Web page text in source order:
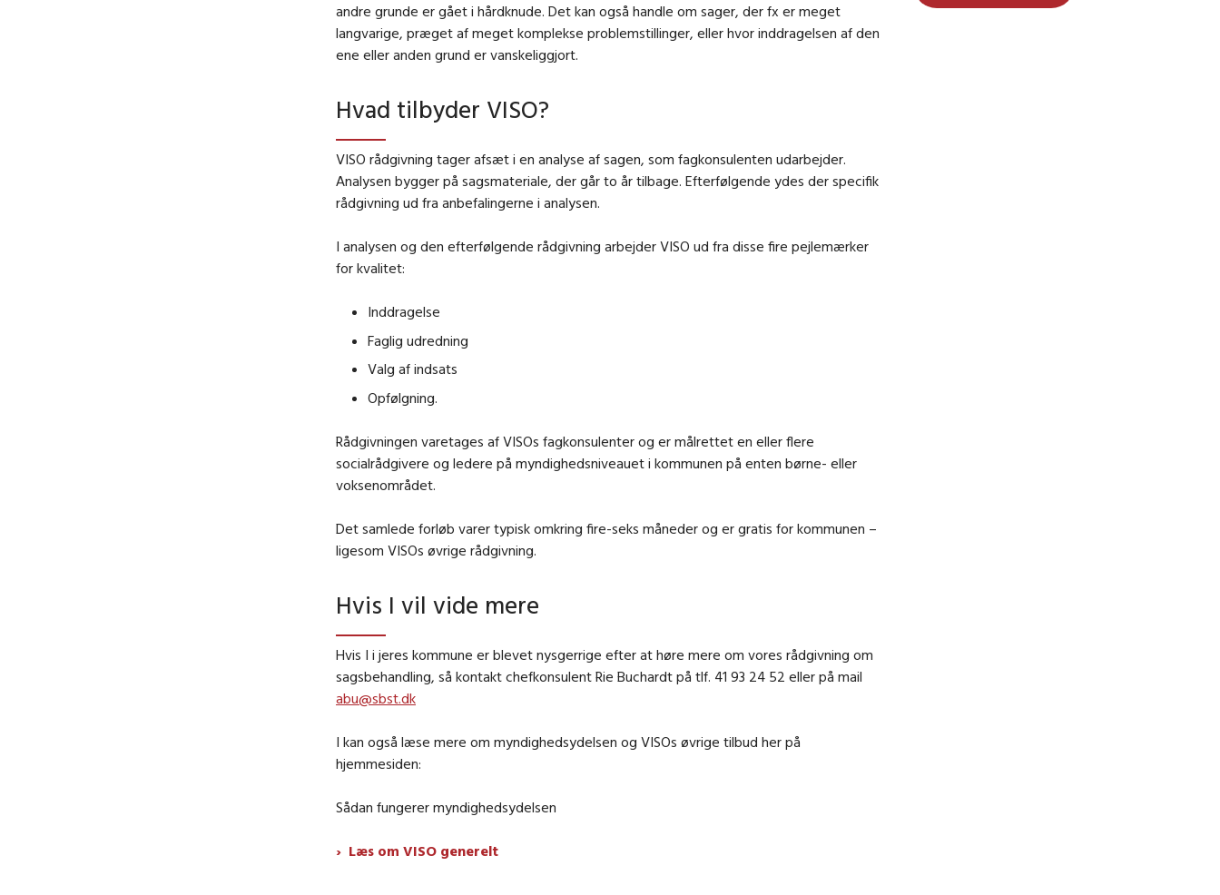
andre grunde er gået i hårdknude. Det kan også handle om sager, der fx er meget
langvarige, præget af meget komplekse problemstillinger, eller hvor inddragelsen af den
ene eller anden grund er vanskeliggjort.
Hvad tilbyder VISO?
VISO rådgivning tager afsæt i en analyse af sagen, som fagkonsulenten udarbejder.
Analysen bygger på sagsmateriale, der går to år tilbage. Efterfølgende ydes der specifik
rådgivning ud fra anbefalingerne i analysen.
I analysen og den efterfølgende rådgivning arbejder VISO ud fra disse fire pejlemærker
for kvalitet:
Inddragelse
Faglig udredning
Valg af indsats
Opfølgning.
Rådgivningen varetages af VISOs fagkonsulenter og er målrettet en eller flere
socialrådgivere og ledere på myndighedsniveauet i kommunen på enten børne- eller
voksenområdet.
Det samlede forløb varer typisk omkring fire-seks måneder og er gratis for kommunen –
ligesom VISOs øvrige rådgivning.
Hvis I vil vide mere
Hvis I i jeres kommune er blevet nysgerrige efter at høre mere om vores rådgivning om
sagsbehandling, så kontakt chefkonsulent Rie Buchardt på tlf. 41 93 24 52 eller på mail
abu@sbst.dk
I kan også læse mere om myndighedsydelsen og VISOs øvrige tilbud her på
hjemmesiden:
Sådan fungerer myndighedsydelsen
Læs om VISO generelt